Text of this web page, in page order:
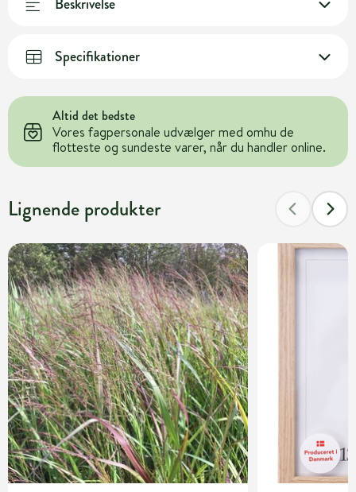
Specifikationer
Altid det bedste
Vores fagpersonale udvælger med omhu de
flotteste og sundeste varer, når du handler online.
Lignende produkter